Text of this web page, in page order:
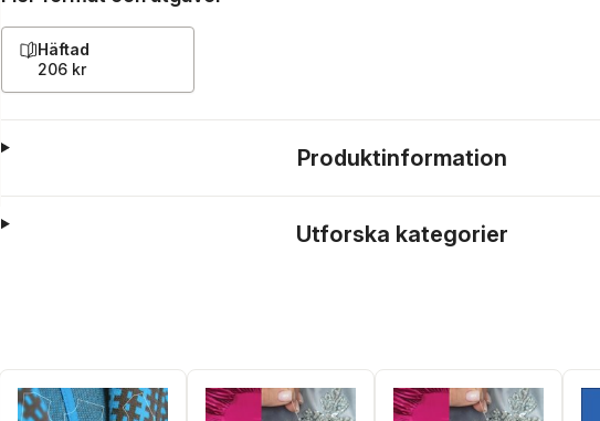
Häftad
206 kr
Produktinformation
Utforska kategorier